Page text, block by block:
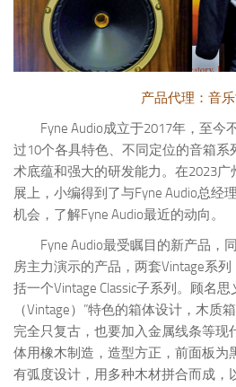
产品代理：音
Fyne Audio成立于2017年，至今
过10个各具特色、不同定位的音箱系
术底蕴和强大的研发能力。在2023
展上，小编得到了与Fyne Audio总经
机会，了解Fyne Audio最近的动向。
Fyne Audio最受瞩目的新产品，
房主力演示的产品，两套Vintage系
括一个Vintage Classic子系列。顾名
（Vintage）”特色的箱体设计，木质
完全只复古，也要加入金属线条等现
体用橡木制造，造型方正，前面板为
有弧度设计，用多种木材拼合而成，